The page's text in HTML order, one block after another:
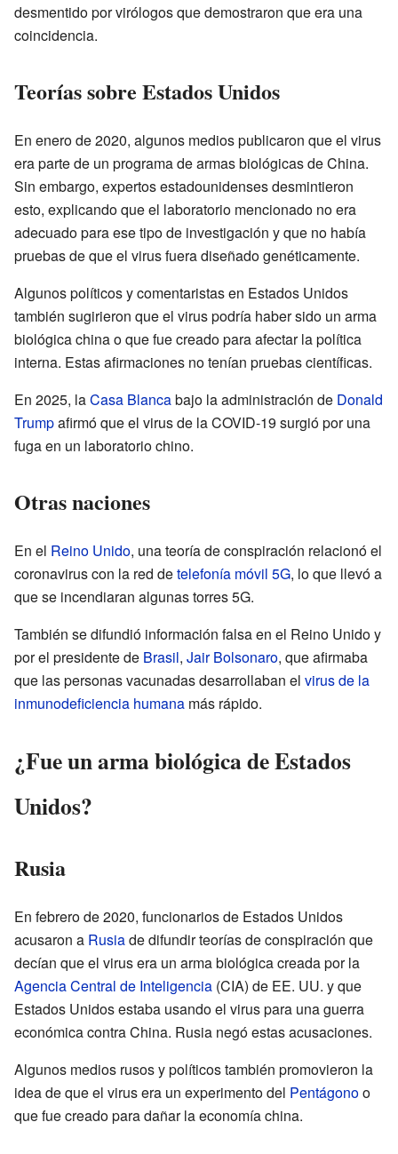
desmentido por virólogos que demostraron que era una
coincidencia.
Teorías sobre Estados Unidos
En enero de 2020, algunos medios publicaron que el virus
era parte de un programa de armas biológicas de China.
Sin embargo, expertos estadounidenses desmintieron
esto, explicando que el laboratorio mencionado no era
adecuado para ese tipo de investigación y que no había
pruebas de que el virus fuera diseñado genéticamente.
Algunos políticos y comentaristas en Estados Unidos
también sugirieron que el virus podría haber sido un arma
biológica china o que fue creado para afectar la política
interna. Estas afirmaciones no tenían pruebas científicas.
En 2025, laCasa Blancabajo la administración de Donald
Trumpafirmó que el virus de la COVID-19 surgió por una
fuga en un laboratorio chino.
Otras naciones
En el Reino Unido, una teoría de conspiración relacionó el
coronavirus con la red detelefonía móvil 5G, lo que llevó a
que se incendiaran algunas torres 5G.
También se difundió información falsa en el Reino Unido y
por el presidente de Brasil, Jair Bolsonaro, que afirmaba
que las personas vacunadas desarrollaban el virus de la
inmunodeficiencia humana más rápido.
¿Fue un arma biológica de Estados
Unidos?
Rusia
En febrero de 2020, funcionarios de Estados Unidos
acusaron a Rusiade difundir teorías de conspiración que
decían que el virus era un arma biológica creada por la
Agencia Central de Inteligencia (CIA) de EE. UU. y que
Estados Unidos estaba usando el virus para una guerra
económica contra China. Rusia negó estas acusaciones.
Algunos medios rusos y políticos también promovieron la
idea de que el virus era un experimento del Pentágonoo
que fue creado para dañar la economía china.